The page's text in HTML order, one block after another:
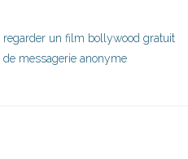
un film bollywood gratuit
messagerie anonyme